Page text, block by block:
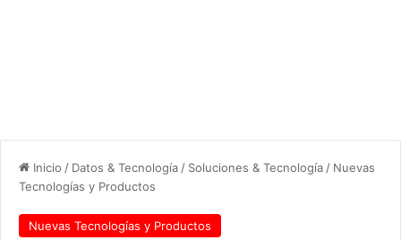
Inicio / Datos & Tecnología / Soluciones & Tecnología / Nuevas
Tecnologías y Productos
Nuevas Tecnologías y Productos